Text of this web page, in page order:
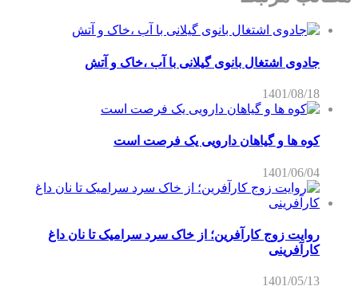
جادوی اشتغال بانوی گیلانی با آب ،خاک و آتش
1401/08/18
کوه ها و گیاهان دارویی یک فرصت است
1401/06/04
روایت زوج کارآفرین؛ از خاک سرد سرامیک تا نان داغ
کارآفرینی
1401/05/13